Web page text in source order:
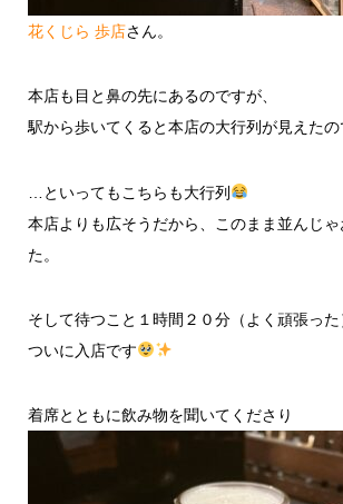
花くじら 歩店さん。
本店も目と鼻の先にあるのですが、
駅から歩いてくると本店の大行列が見えたの
…といってもこちらも大行列
本店よりも広そうだから、このまま並んじ
た。
そして待つこと１時間２０分（よく頑張った
ついに入店です
着席とともに飲み物を聞いてくださり